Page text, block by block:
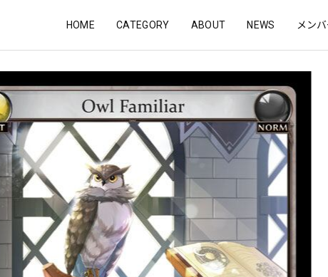
HOME CATEGORY ABOUT NEWS メン